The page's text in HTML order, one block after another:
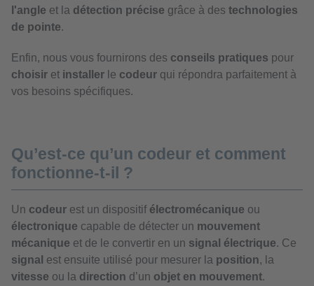
l'angle et la détection précise grâce à des technologies
de pointe.
Enfin, nous vous fournirons des conseils pratiques pour
choisir et installer le codeur qui répondra parfaitement à
vos besoins spécifiques.
Qu’est-ce qu’un codeur et comment
fonctionne-t-il ?
Un codeur est un dispositif électromécanique ou
électronique capable de détecter un mouvement
mécanique et de le convertir en un signal électrique. Ce
signal est ensuite utilisé pour mesurer la position, la
vitesse ou la direction d’un objet en mouvement.